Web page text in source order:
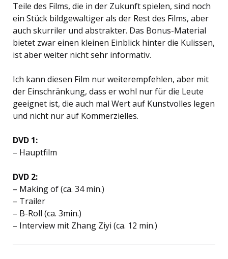
Teile des Films, die in der Zukunft spielen, sind noch
ein Stück bildgewaltiger als der Rest des Films, aber
auch skurriler und abstrakter. Das Bonus-Material
bietet zwar einen kleinen Einblick hinter die Kulissen,
ist aber weiter nicht sehr informativ.
Ich kann diesen Film nur weiterempfehlen, aber mit
der Einschränkung, dass er wohl nur für die Leute
geeignet ist, die auch mal Wert auf Kunstvolles legen
und nicht nur auf Kommerzielles.
DVD 1:
– Hauptfilm
DVD 2:
– Making of (ca. 34 min.)
– Trailer
– B-Roll (ca. 3min.)
– Interview mit Zhang Ziyi (ca. 12 min.)